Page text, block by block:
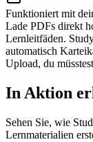
Funktioniert mit
Lade PDFs direkt
Lernleitfäden.
automatisch
Upload, du
In Aktion
Sehen Sie, wie
Lernmaterialien